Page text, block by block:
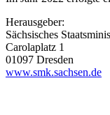
Herausgeber:
Sächsisches
Carolaplatz 1
01097 Dresden
www.smk.sachsen.de